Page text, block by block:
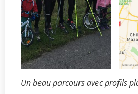
Un beau parcours avec profils